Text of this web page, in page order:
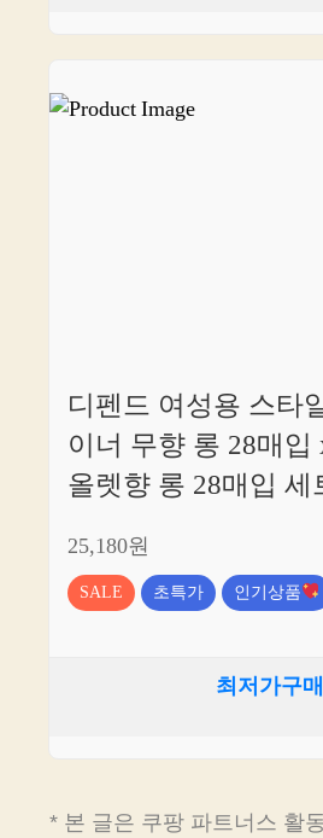
디펜드 여성용 스타
이너 무향 롱 28매입
올렛향 롱 28매입 세
25,180원
SALE 초특가 인기상품
최저가구매
* 본 글은 쿠팡 파트너스 활